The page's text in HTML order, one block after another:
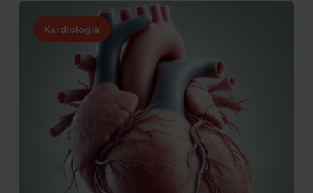
Kardiologia